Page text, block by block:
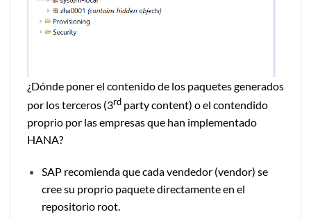
¿Dónde poner el contenido de los paquetes generados
por los terceros (3rd party content) o el contendido
proprio por las empresas que han implementado
HANA?
SAP recomienda que cada vendedor (vendor) se
cree su proprio paquete directamente en el
repositorio root.